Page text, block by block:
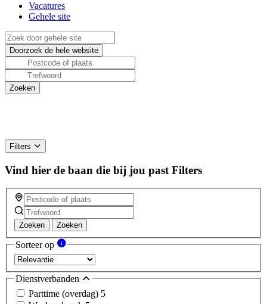
Vacatures
Gehele site
Filters
Vind hier de baan die bij jou past Filters
Zoeken Zoeken
Sorteer op
Dienstverbanden
Parttime (overdag) 5